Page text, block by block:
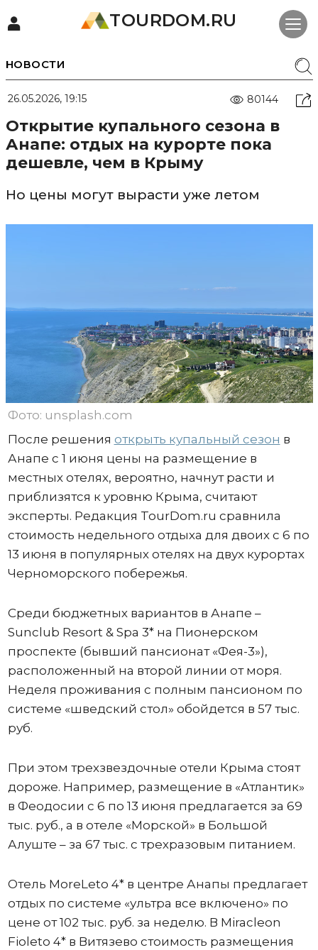
TOURDOM.RU
НОВОСТИ
26.05.2026, 19:15 80144
Открытие купального сезона в
Анапе: отдых на курорте пока
дешевле, чем в Крыму
Но цены могут вырасти уже летом
Фото: unsplash.com
После решения открыть купальный сезон в
Анапе с 1 июня цены на размещение в
местных отелях, вероятно, начнут расти и
приблизятся к уровню Крыма, считают
эксперты. Редакция TourDom.ru сравнила
стоимость недельного отдыха для двоих с 6 по
13 июня в популярных отелях на двух курортах
Черноморского побережья.
Среди бюджетных вариантов в Анапе –
Sunclub Resort & Spa 3* на Пионерском
проспекте (бывший пансионат «Фея-3»),
расположенный на второй линии от моря.
Неделя проживания с полным пансионом по
системе «шведский стол» обойдется в 57 тыс.
руб.
При этом трехзвездочные отели Крыма стоят
дороже. Например, размещение в «Атлантик»
в Феодосии с 6 по 13 июня предлагается за 69
тыс. руб., а в отеле «Морской» в Большой
Алуште – за 67 тыс. с трехразовым питанием.
Отель MoreLeto 4* в центре Анапы предлагает
отдых по системе «ультра все включено» по
цене от 102 тыс. руб. за неделю. В Miracleon
Fioleto 4* в Витязево стоимость размещения